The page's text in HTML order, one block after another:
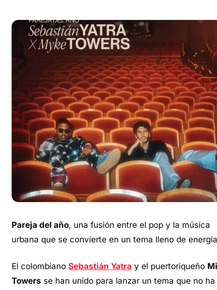
Pareja del año, una fusión entre el pop y la música
urbana que se convierte en un tema lleno de
El colombiano Sebastián Yatra y el puertoriqueño
Towers se han unido para lanzar un tema que no ha